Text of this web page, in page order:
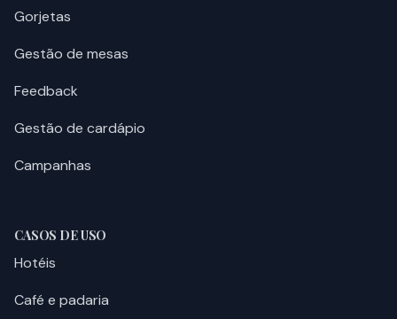
Gorjetas
Gestão de mesas
Feedback
Gestão de cardápio
Campanhas
CASOS DE USO
Hotéis
Café e padaria